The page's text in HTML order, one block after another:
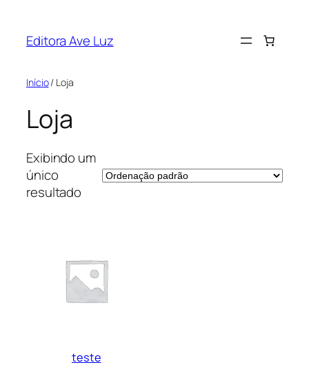
Editora Ave Luz
Início/ Loja
Loja
Exibindo um
único
resultado
teste